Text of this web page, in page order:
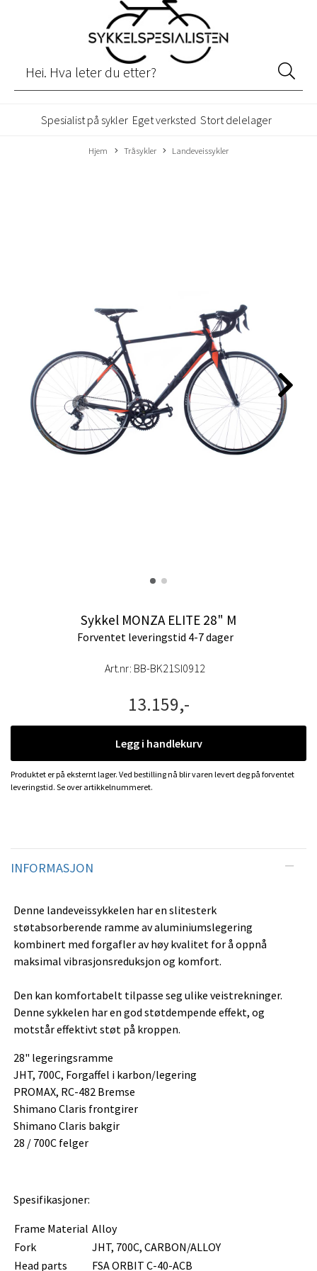
Spesialist på sykler Eget verksted Stort delelager
Hjem Tråsykler Landeveissykler
Sykkel MONZA ELITE 28" M
Forventet leveringstid 4-7 dager
Art.nr: BB-BK21SI0912
13.159,-
Legg i handlekurv
Produktet er på eksternt lager. Ved bestilling nå blir varen levert deg på forventet
leveringstid. Se over artikkelnummeret.
INFORMASJON
Denne landeveissykkelen har en slitesterk
støtabsorberende ramme av aluminiumslegering
kombinert med forgafler av høy kvalitet for å oppnå
maksimal vibrasjonsreduksjon og komfort.
Den kan komfortabelt tilpasse seg ulike veistrekninger.
Denne sykkelen har en god støtdempende effekt, og
motstår effektivt støt på kroppen.
28" legeringsramme
JHT, 700C, Forgaffel i karbon/legering
PROMAX, RC-482 Bremse
Shimano Claris frontgirer
Shimano Claris bakgir
28 / 700C felger
Spesifikasjoner:
Frame Material Alloy
Fork
JHT, 700C, CARBON/ALLOY
Head parts
FSA ORBIT C-40-ACB